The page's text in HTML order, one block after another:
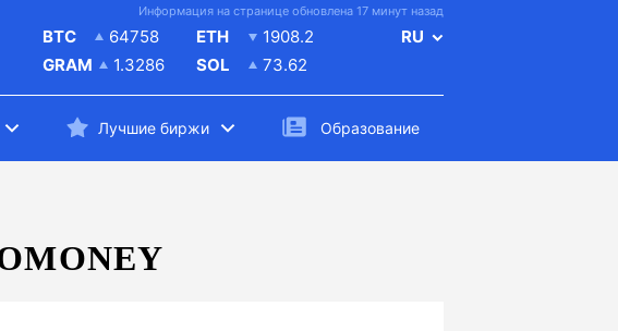
Информация на странице обновлена 17 минут назад
BTC
64758
GRAM
1.3286
ETH
1908.2
SOL
73.62
RU
Лучшие биржи Образование